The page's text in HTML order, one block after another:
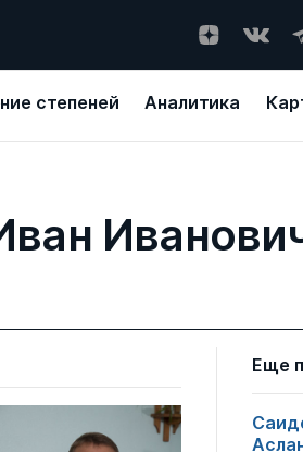
степеней Аналитика
Еще